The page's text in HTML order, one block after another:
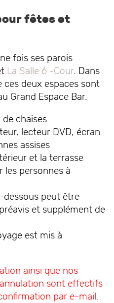
fêtes et
fois ses parois
La Salle 6 -Cour. Dans
ces deux espaces sont
Grand Espace Bar.
de chaises
lecteur DVD, écran
assises
et la terrasse
les personnes à
dessous peut être
et supplément de
est mis à
ainsi que nos
sont effectifs
par e-mail.